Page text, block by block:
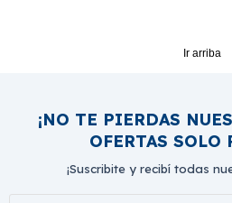
Ir arriba
¡NO TE PIERDAS
OFERTAS SOLO
¡Suscribite y recibí todas